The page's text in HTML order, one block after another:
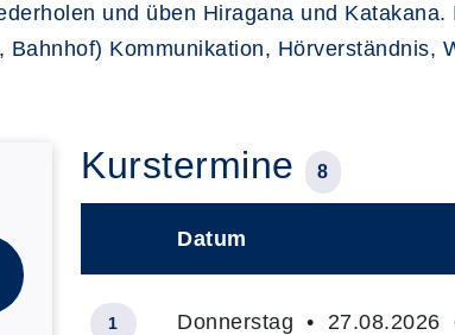
und üben Hiragana und
Kommunikation, Hörverständnis,
Kurstermine 8
Datum
1 Donnerstag • 27.08.2026